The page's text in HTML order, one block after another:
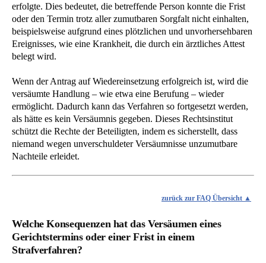
erfolgte. Dies bedeutet, die betreffende Person konnte die Frist
oder den Termin trotz aller zumutbaren Sorgfalt nicht einhalten,
beispielsweise aufgrund eines plötzlichen und unvorhersehbaren
Ereignisses, wie eine Krankheit, die durch ein ärztliches Attest
belegt wird.
Wenn der Antrag auf Wiedereinsetzung erfolgreich ist, wird die
versäumte Handlung – wie etwa eine Berufung – wieder
ermöglicht. Dadurch kann das Verfahren so fortgesetzt werden,
als hätte es kein Versäumnis gegeben. Dieses Rechtsinstitut
schützt die Rechte der Beteiligten, indem es sicherstellt, dass
niemand wegen unverschuldeter Versäumnisse unzumutbare
Nachteile erleidet.
zurück zur FAQ Übersicht
Welche Konsequenzen hat das Versäumen eines
Gerichtstermins oder einer Frist in einem
Strafverfahren?